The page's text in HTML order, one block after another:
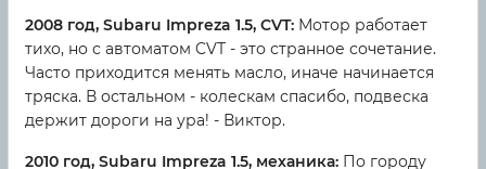
2008 год, Subaru Impreza 1.5, CVT: Мотор работает
тихо, но с автоматом CVT - это странное сочетание.
Часто приходится менять масло, иначе начинается
тряска. В остальном - колескам спасибо, подвеска
держит дороги на ура! - Виктор.
2010 год, Subaru Impreza 1.5, механика: По городу